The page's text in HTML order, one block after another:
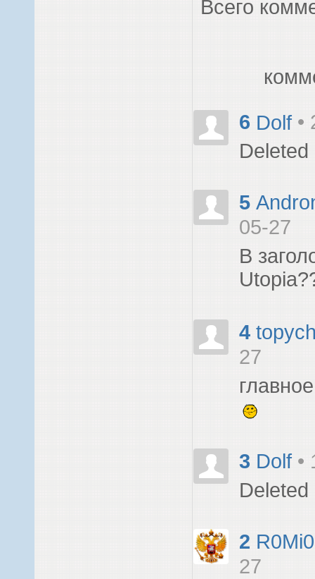
Всего
6 Dolf •
Deleted
5
05-27
В
4
27
3 Dolf •
Deleted
2 R0Mi0
27